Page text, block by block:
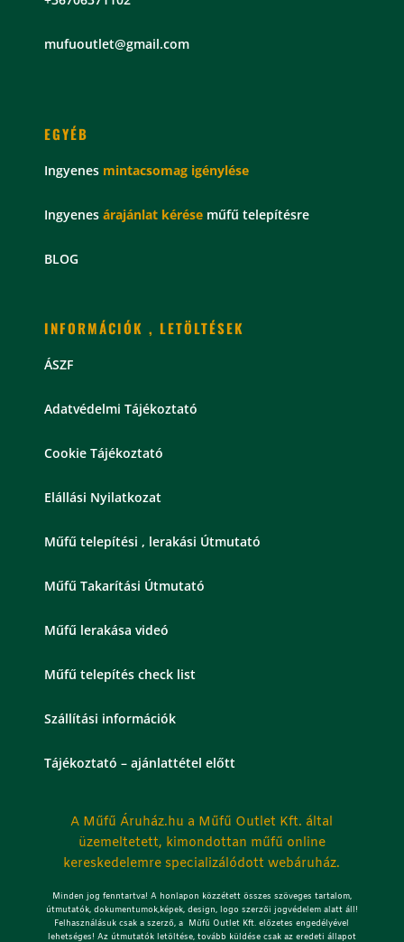
mufuoutlet@gmail.com
EGYÉB
Ingyenes mintacsomag igénylése
Ingyenes árajánlat kérése műfű telepítésre
BLOG
INFORMÁCIÓK , LETÖLTÉSEK
ÁSZF
Adatvédelmi Tájékoztató
Cookie Tájékoztató
Elállási Nyilatkozat
Műfű telepítési , lerakási Útmutató
Műfű Takarítási Útmutató
Műfű lerakása videó
Műfű telepítés check list
Szállítási információk
Tájékoztató – ajánlattétel előtt
A Műfű Áruház.hu a Műfű Outlet Kft. által
üzemeltetett, kimondottan műfű online
kereskedelemre specializálódott webáruház.
Minden jog fenntartva! A honlapon közzétett összes szöveges tartalom,
útmutatók, dokumentumok,képek, design, logo szerzői jogvédelem alatt áll!
Felhasználásuk csak a szerző, a Műfű Outlet Kft. előzetes engedélyével
lehetséges! Az útmutatók letöltése, tovább küldése csak az eredeti állapot